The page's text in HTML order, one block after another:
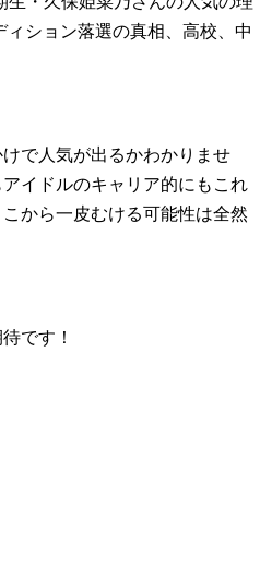
ション落選の真相、高校、中
で人気が出るかわかりませ
イドルのキャリア的にもこれ
から一皮むける可能性は全然
です！